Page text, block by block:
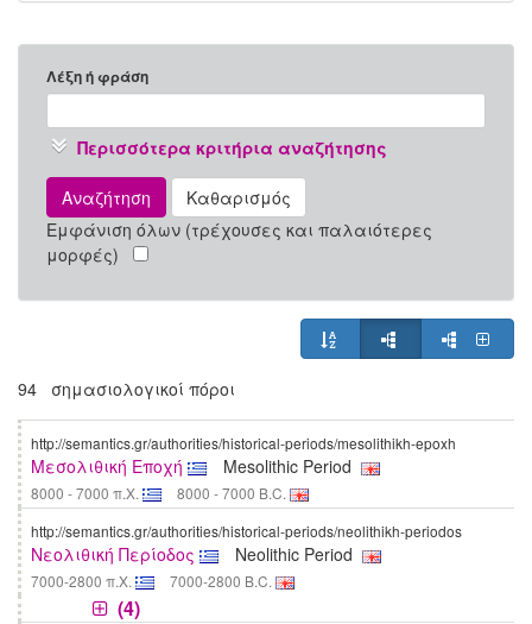
Λέξη ή φράση
Περισσότερα κριτήρια αναζήτησης
Αναζήτηση
Καθαρισμός
Εμφάνιση όλων (τρέχουσες και παλαιότερες
μορφές)
94 σημασιολογικοί πόροι
http://semantics.gr/authorities/historical-periods/mesolithikh-epoxh
Μεσολιθική Εποχή Mesolithic Period
8000 - 7000 π.Χ.
8000 - 7000 B.C.
http://semantics.gr/authorities/historical-periods/neolithikh-periodos
Νεολιθική Περίοδος Neolithic Period
7000-2800 π.Χ. 7000-2800 B.C.
(4)